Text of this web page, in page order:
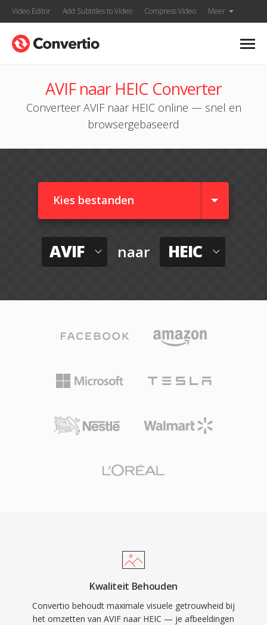
Video Editor Add Subtitles to Video Compress Video Meer
AVIF naar HEIC Converter
Converteer AVIF naar HEIC online — snel en
browsergebaseerd
Kies bestanden
AVIF naar HEIC
Kwaliteit Behouden
Convertio behoudt maximale visuele getrouwheid bij
het omzetten van AVIF naar HEIC — je afbeeldingen